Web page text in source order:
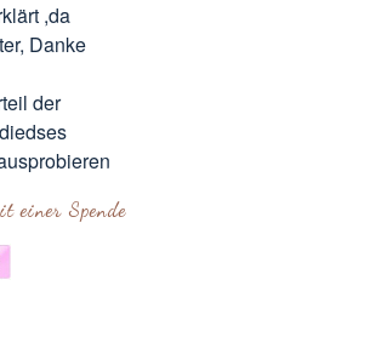
,da
Danke
der
einer Spende